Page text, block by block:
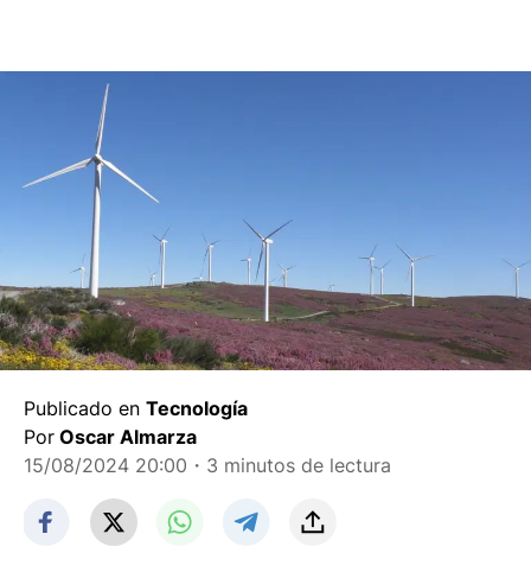
Publicado en Tecnología
Por Oscar Almarza
15/08/2024 20:00 ・3 minutos de lectura